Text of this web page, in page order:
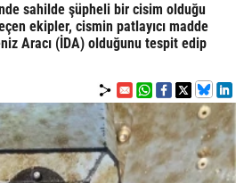
sahilde şüpheli bir cisim olduğu
ekipler, cismin patlayıcı madde
Aracı (İDA) olduğunu tespit edip